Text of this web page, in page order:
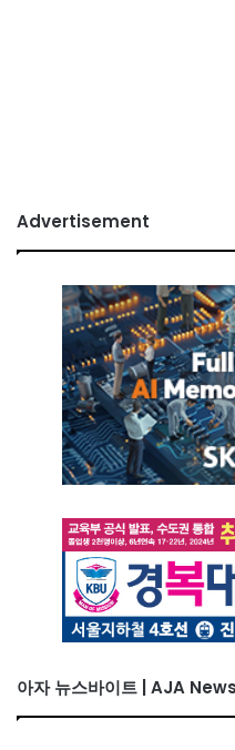
Advertisement
아자 뉴스바이트 | AJA